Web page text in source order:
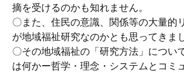
摘を受けるのかも知れません。
〇また、住民の意識、関係等の大量的
が地域福祉研究なのかとも思ってきまし
〇その地域福祉の「研究方法」につい
は何かー哲学・理念・システムとコミ